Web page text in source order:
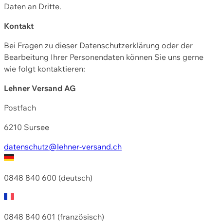
Daten an Dritte.
Kontakt
Bei Fragen zu dieser Datenschutzerklärung oder der
Bearbeitung Ihrer Personendaten können Sie uns gerne
wie folgt kontaktieren:
Lehner Versand AG
Postfach
6210 Sursee
datenschutz@lehner-versand.ch
0848 840 600 (deutsch)
0848 840 601 (französisch)